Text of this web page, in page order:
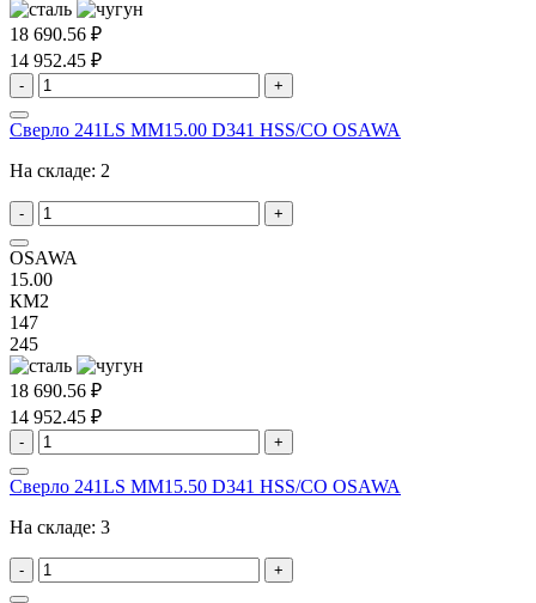
18 690.56 ₽
14 952.45 ₽
- +
Сверло 241LS MM15.00 D341 HSS/CO OSAWA
На складе: 2
- +
OSAWA
15.00
КМ2
147
245
18 690.56 ₽
14 952.45 ₽
- +
Сверло 241LS MM15.50 D341 HSS/CO OSAWA
На складе: 3
- +